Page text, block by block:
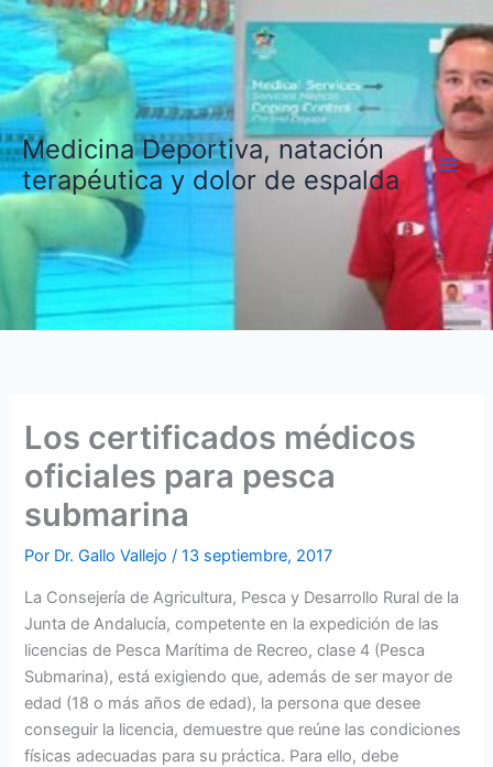
Ir
contenido
Medicina Deportiva, natación
terapéutica y dolor de espalda
Los certificados médicos
oficiales para pesca
submarina
Por Dr. Gallo Vallejo/13 septiembre, 2017
La Consejería de Agricultura, Pesca y Desarrollo Rural de la
Junta de Andalucía, competente en la expedición de las
licencias de Pesca Marítima de Recreo, clase 4 (Pesca
Submarina), está exigiendo que, además de ser mayor de
edad (18 o más años de edad), la persona que desee
conseguir la licencia, demuestre que reúne las condiciones
físicas adecuadas para su práctica. Para ello, debe